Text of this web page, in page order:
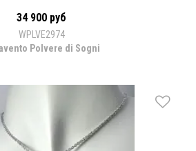
34 900 руб
WPLVE2974
Polvere di Sogni